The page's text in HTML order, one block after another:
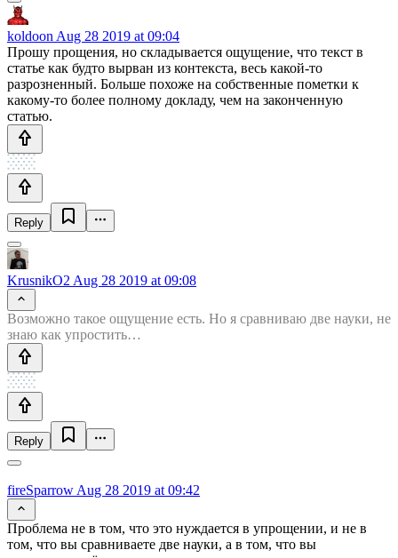
koldoon Aug 28 2019 at 09:04
Прошу прощения, но складывается ощущение, что текст в
статье как будто вырван из контекста, весь какой-то
разрозненный. Больше похоже на собственные пометки к
какому-то более полному докладу, чем на законченную
статью.
Reply
KrusnikO2 Aug 28 2019 at 09:08
Возможно такое ощущение есть. Но я сравниваю две науки, не
знаю как упростить…
Reply
fireSparrow Aug 28 2019 at 09:42
Проблема не в том, что это нуждается в упрощении, и не в
том, что вы сравниваете две науки, а в том, что вы